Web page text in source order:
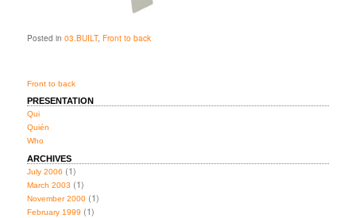
Posted in 03.BUILT,Front to back
Front to back
PRESENTATION
Qui
Quién
Who
ARCHIVES
July 2006 (1)
March 2003 (1)
November 2000 (1)
February 1999 (1)